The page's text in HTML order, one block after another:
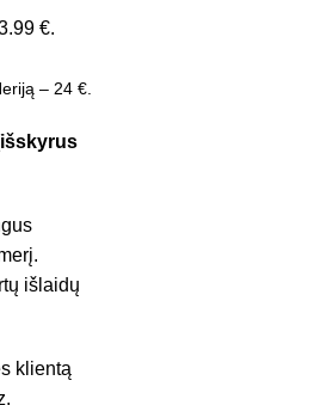
€.
– 24 €.
išlaidų
klientą